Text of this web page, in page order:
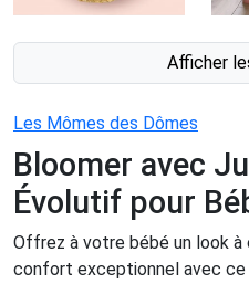
Afficher
Les Mômes des Dômes
Bloomer avec
Évolutif pour
Offrez à votre bébé un look à
confort exceptionnel avec